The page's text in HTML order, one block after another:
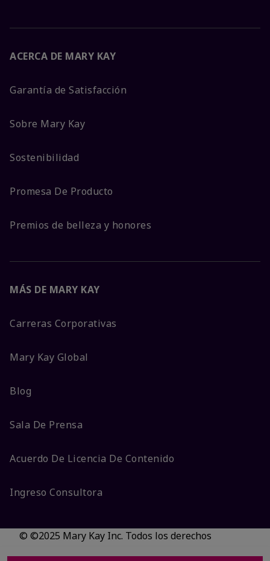
ACERCA DE MARY KAY
Garantía de Satisfacción
Sobre Mary Kay
Sostenibilidad
Promesa De Producto
Premios de belleza y honores
MÁS DE MARY KAY
Carreras Corporativas
Mary Kay Global
Blog
Sala De Prensa
Acuerdo De Licencia De Contenido
Ingreso Consultora
© ©2025 Mary Kay Inc. Todos los derechos